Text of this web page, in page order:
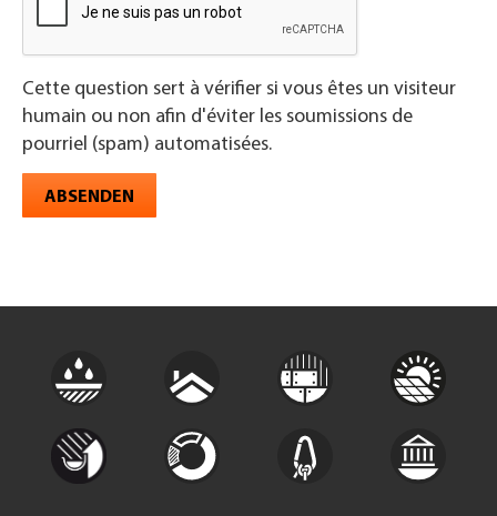
Cette question sert à vérifier si vous êtes un visiteur
humain ou non afin d'éviter les soumissions de
pourriel (spam) automatisées.
ABSENDEN